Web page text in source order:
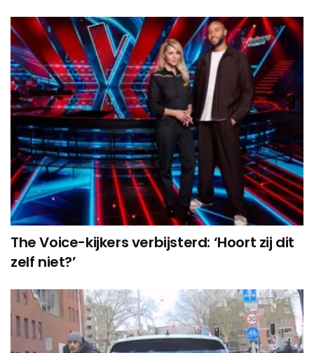
The Voice-kijkers verbijsterd: ‘Hoort zij dit
zelf niet?’